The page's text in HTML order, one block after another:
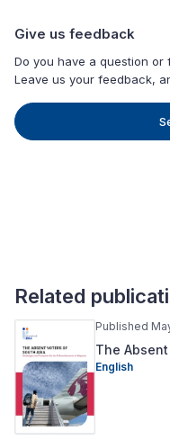
Give us feedback
Do you have a question
Leave us your feedback,
Related
Published
The
English